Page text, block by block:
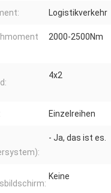
Logistikverkehr
2000-2500Nm
4x2
Einzelreihen
- Ja, das ist es.
Keine